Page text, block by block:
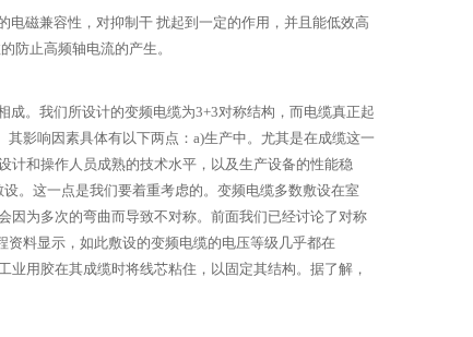
磁兼容性，对抑制干 扰起到一定的作用，并且能低效高
防止高频轴电流的产生。
。我们所设计的变频电缆为3+3对称结构，而电缆真正起
影响因素具体有以下两点：a)生产中。尤其是在成缆这一
计和操作人员成熟的技术水平，以及生产设备的性能稳
。这一点是我们要着重考虑的。变频电缆多数敷设在室
因为多次的弯曲而导致不对称。前面我们已经讨论了对称
料显示，如此敷设的变频电缆的电压等级几乎都在
用胶在其成缆时将线芯粘住，以固定其结构。据了解，